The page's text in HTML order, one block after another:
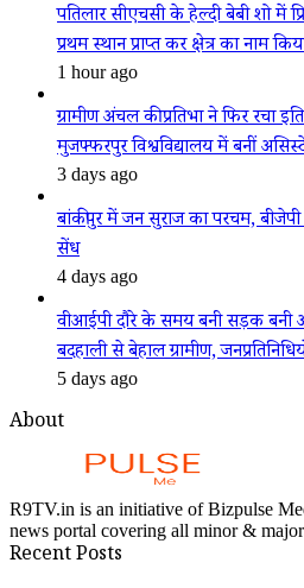
पतिलार सीएचसी के हेल्दी बेबी शो में
प्रथम स्थान प्राप्त कर क्षेत्र का नाम
1 hour ago
ग्रामीण अंचल की प्रतिभा ने फिर रचा
मुजफ्फरपुर विश्वविद्यालय में बनीं
3 days ago
बांकीपुर में जन सुराज का परचम,
सेंध
4 days ago
वीआईपी दौरे के समय बनी सड़क बनी
बदहाली से बेहाल ग्रामीण,
5 days ago
About
R9TV.in is an initiative of Bizpulse
news portal covering all minor &
Recent Posts